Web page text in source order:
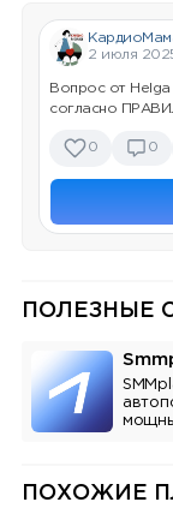
2 июля
Вопрос от
согласно
0 0
ПОЛЕЗНЫЕ
ПОХОЖИЕ